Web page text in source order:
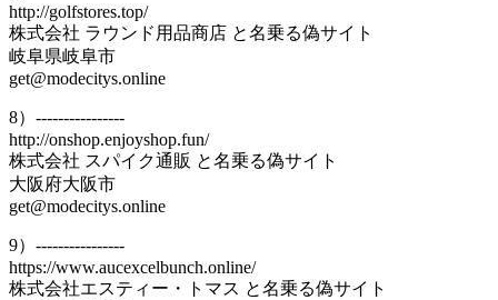
http://golfstores.top/
株式会社 ラウンド用品商店 と名乗る偽サイト
岐阜県岐阜市
get@modecitys.online
8）----------------
http://onshop.enjoyshop.fun/
株式会社 スパイク通販 と名乗る偽サイト
大阪府大阪市
get@modecitys.online
9）----------------
https://www.aucexcelbunch.online/
株式会社エスティー・トマス と名乗る偽サイト